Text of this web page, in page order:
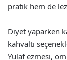
pratik hem de
Diyet yaparken
kahvaltı
Yulaf ezmesi,